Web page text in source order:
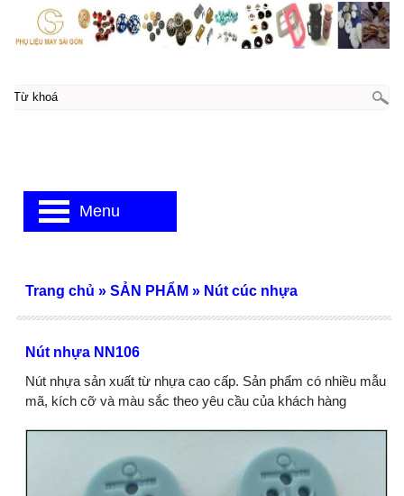
Nút nhựa NN106
Nút nhựa sản xuất từ nhựa cao cấp. Sản phẩm có nhiều mẫu
mã, kích cỡ và màu sắc theo yêu cầu của khách hàng
Trang chủ » SẢN PHẨM » Nút cúc nhựa
Menu